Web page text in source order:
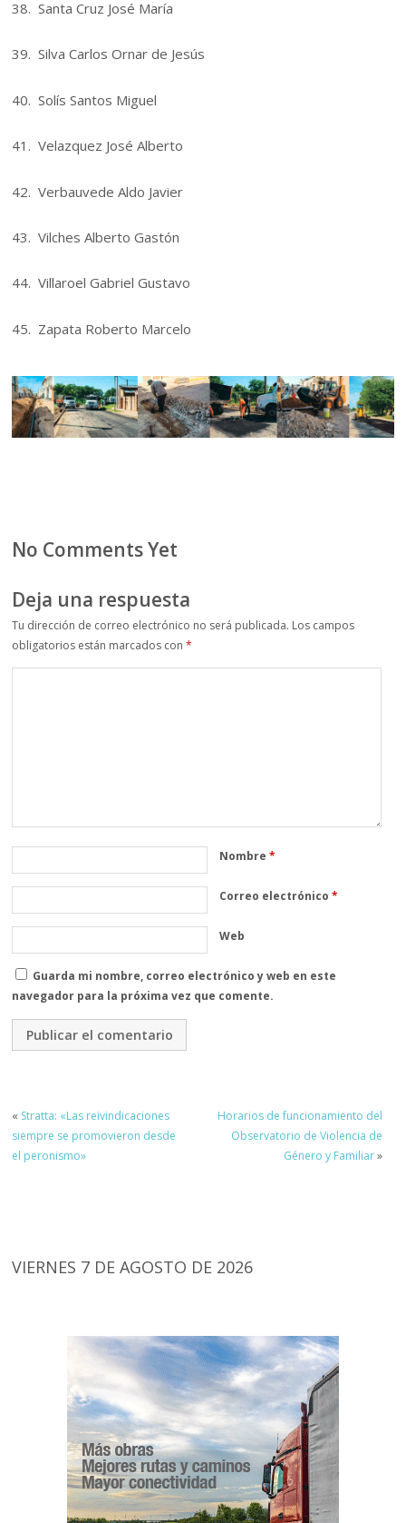
38. Santa Cruz José María
39. Silva Carlos Ornar de Jesús
40. Solís Santos Miguel
41. Velazquez José Alberto
42. Verbauvede Aldo Javier
43. Vilches Alberto Gastón
44. Villaroel Gabriel Gustavo
45. Zapata Roberto Marcelo
No Comments Yet
Deja una respuesta
Tu dirección de correo electrónico no será publicada. Los campos
obligatorios están marcados con*
Nombre*
Correo electrónico*
Web
Guarda mi nombre, correo electrónico y web en este
navegador para la próxima vez que comente.
« Stratta: «Las reivindicaciones
siempre se promovieron desde
el peronismo»
Horarios de funcionamiento del
Observatorio de Violencia de
Género y Familiar»
VIERNES 7 DE AGOSTO DE 2026